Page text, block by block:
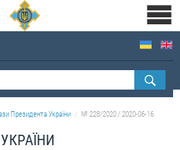
України
України
безпеки і оборони України
Президента України № 228/2020 / 2020-06-16